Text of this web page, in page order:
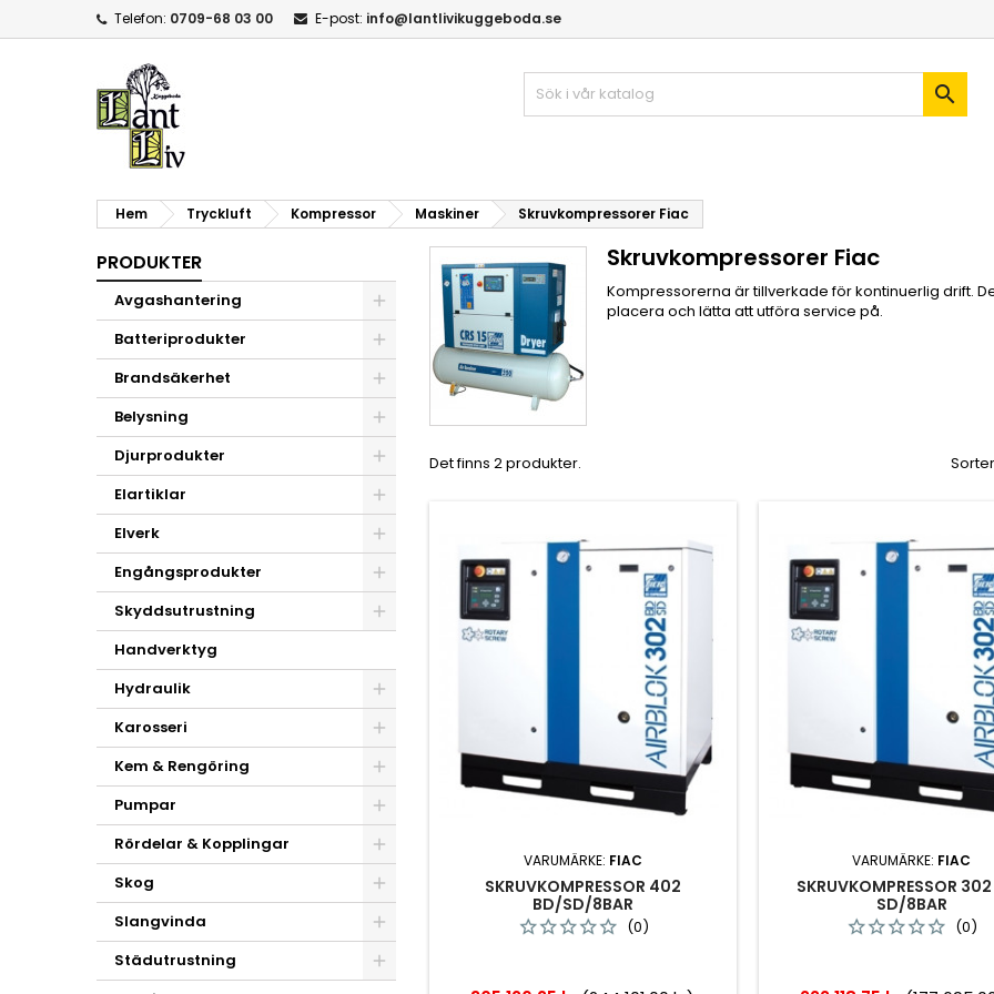
Telefon: 0709-68 03 00 E-post: info@lantlivikuggeboda.se

Hem Tryckluft Kompressor Maskiner Skruvkompressorer Fiac
PRODUKTER
Avgashantering
Batteriprodukter
Brandsäkerhet
Belysning
Djurprodukter
Elartiklar
Elverk
Engångsprodukter
Skyddsutrustning
Handverktyg
Hydraulik
Karosseri
Kem & Rengöring
Pumpar
Rördelar & Kopplingar
Skog
Slangvinda
Städutrustning
Skruvkompressorer Fiac
Kompressorerna är tillverkade för kontinuerlig drift.
placera och lätta att utföra service på.
Det finns 2 produkter.
VARUMÄRKE: FIAC
SKRUVKOMPRESSOR 402
BD/SD/8BAR
(0)
VARUMÄRKE: FIAC
SKRUVKOMPRESSOR
SD/8BAR
(0)